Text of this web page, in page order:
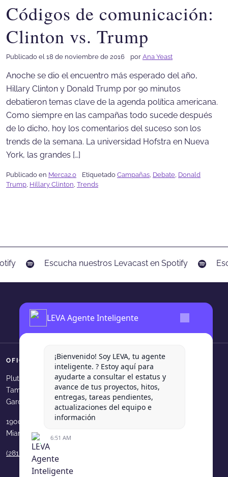
LEVA Agente Inteligente
¡Bienvenido! Soy LEVA, tu agente
inteligente. ? Estoy aquí para
ayudarte a consultar el estatus y
avance de tus proyectos, hitos,
entregas, tareas pendientes,
actualizaciones del equipo e
información
6:51 AM
Códigos de comunicación:
Clinton vs. Trump
Publicado el 18 de noviembre de 2016 por Ana Yeast
Anoche se dio el encuentro más esperado del año,
Hillary Clinton y Donald Trump por 90 minutos
debatieron temas clave de la agenda política americana.
Como siempre en las campañas todo sucede después
de lo dicho, hoy los comentarios del suceso son los
trends de la semana. La universidad Hofstra en Nueva
York, las grandes […]
Publicado en Merca2.0 Etiquetado Campañas Debate Donald
Trump Hillary Clinton Trends
Escucha nuestros Levacast en Spotify
OFICINAS
Plutarco Elias Calles 540, Col.
Tampiquito, San Pedro Garza
García, N.L.
1900 N Bayshore Dr. 33231
Miami, FL, USA
(281) 210 9189
SÍGUENOS
Levadura Agencia en
Levadura Agencia en
Levadura Agencia
Levadura Agencia en youtube
Levadura Agencia en